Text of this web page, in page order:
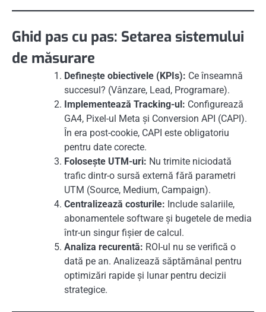
Ghid pas cu pas: Setarea sistemului
de măsurare
Definește obiectivele (KPIs): Ce înseamnă
succesul? (Vânzare, Lead, Programare).
Implementează Tracking-ul: Configurează
GA4, Pixel-ul Meta și Conversion API (CAPI).
În era post-cookie, CAPI este obligatoriu
pentru date corecte.
Folosește UTM-uri: Nu trimite niciodată
trafic dintr-o sursă externă fără parametri
UTM (Source, Medium, Campaign).
Centralizează costurile: Include salariile,
abonamentele software și bugetele de media
într-un singur fișier de calcul.
Analiza recurentă: ROI-ul nu se verifică o
dată pe an. Analizează săptămânal pentru
optimizări rapide și lunar pentru decizii
strategice.